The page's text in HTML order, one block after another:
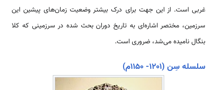
غربی است. از این جهت برای درک بیشتر وضعیت زمان‌های پیشین این
سرزمین، مختصر اشاره‌ای به تاریخ دوران بحث شده در سرزمینی که کلا
بنگال نامیده می‌شد، ضروری است.
سلسله سِن (1201- 1150م)